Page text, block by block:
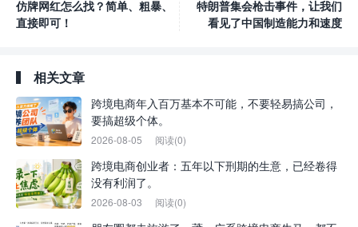
仿牌网红怎么找？简单、粗暴、
直接即可！
特朗普集会枪击事件，让我们
看见了中国制造能力和速度
相关文章
跨境电商年入百万基本不可能，不要轻易搞公司，
要搞超级个体。
2026-08-05 阅读(0)
跨境电商创业者：五年以下刑期的生意，已经卷得
没有利润了。
2026-08-03 阅读(0)